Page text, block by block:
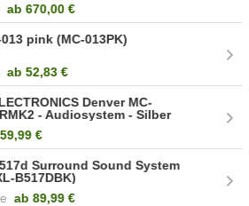
ab 670,00 €
pink (MC-013PK)
ab 52,83 €
Denver MC-
- Audiosystem - Silber
59,99 €
Surround Sound System
B517DBK)
ab 89,99 €